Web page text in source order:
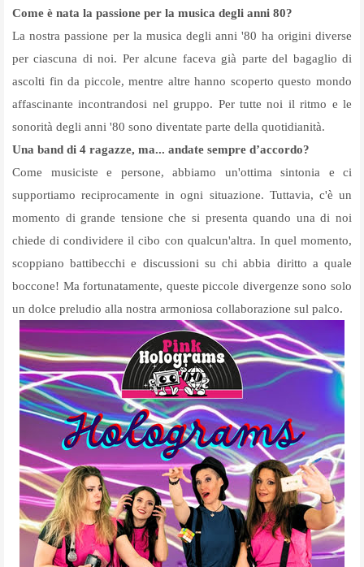
Come è nata la passione per la musica degli anni 80?
La nostra passione per la musica degli anni '80 ha origini diverse
per ciascuna di noi. Per alcune faceva già parte del bagaglio di
ascolti fin da piccole, mentre altre hanno scoperto questo mondo
affascinante incontrandosi nel gruppo. Per tutte noi il ritmo e le
sonorità degli anni '80 sono diventate parte della quotidianità.
Una band di 4 ragazze, ma... andate sempre d’accordo?
Come musiciste e persone, abbiamo un'ottima sintonia e ci
supportiamo reciprocamente in ogni situazione. Tuttavia, c'è un
momento di grande tensione che si presenta quando una di noi
chiede di condividere il cibo con qualcun'altra. In quel momento,
scoppiano battibecchi e discussioni su chi abbia diritto a quale
boccone! Ma fortunatamente, queste piccole divergenze sono solo
un dolce preludio alla nostra armoniosa collaborazione sul palco.